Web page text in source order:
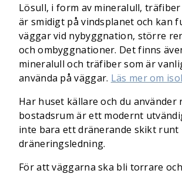
Lösull, i form av mineralull, träfiber
är smidigt på vindsplanet och kan
väggar vid nybyggnation, större
och ombyggnationer. Det finns
mineralull och träfiber som är
använda på väggar. Läs mer om
Har huset källare och du använder
bostadsrum är ett modernt
inte bara ett dränerande skikt runt
dräneringsledning.
För att väggarna ska bli torrare